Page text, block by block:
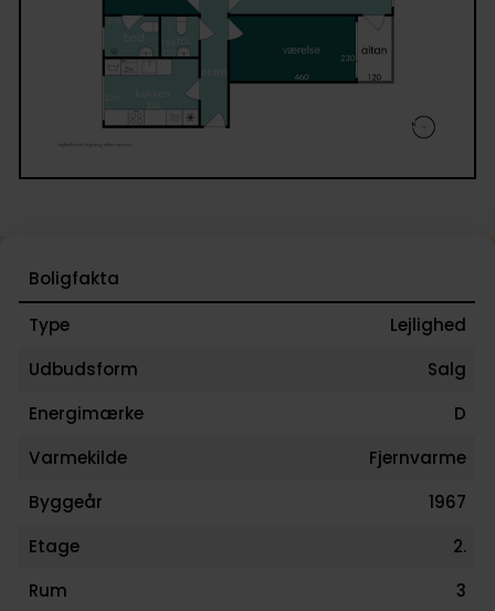
busforbindelser og Rødovre Station er let
Området byder på gode fritidsfaciliteter og grønne
områder i nærområdet.
Ejendommen er omgivet af store fællesarealer, har
parkeringsforhold og et velfungerende nærmiljø,
Boligfakta
Type
Lejlighed
Udbudsform
Salg
Energimærke
D
Varmekilde
Fjernvarme
Byggeår
1967
Etage
2.
Rum
3